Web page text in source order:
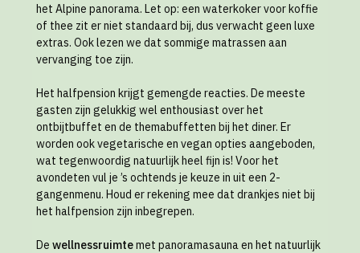
het Alpine panorama. Let op: een waterkoker voor koffie
of thee zit er niet standaard bij, dus verwacht geen luxe
extras. Ook lezen we dat sommige matrassen aan
vervanging toe zijn.
Het halfpension krijgt gemengde reacties. De meeste
gasten zijn gelukkig wel enthousiast over het
ontbijtbuffet en de themabuffetten bij het diner. Er
worden ook vegetarische en vegan opties aangeboden,
wat tegenwoordig natuurlijk heel fijn is! Voor het
avondeten vul je ’s ochtends je keuze in uit een 2-
gangenmenu. Houd er rekening mee dat drankjes niet bij
het halfpension zijn inbegrepen.
De wellnessruimtemet panoramasauna en het natuurlijk